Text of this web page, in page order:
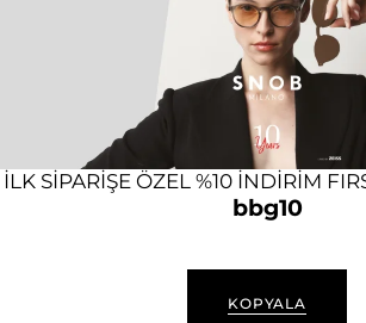
gümüş renkli çelik kordon
Pil değişimine
bileğinizin doğal hareketiyle
ve mekanik saat tutkunlarının
yüksek hassasiyetli otomatik
Takvim Özelliği:
Saatin
mekanik yapısını tamamlayan,
ILK SIPARIŞE ÖZEL %10 INDIRIM
bbg10
KOPYALA